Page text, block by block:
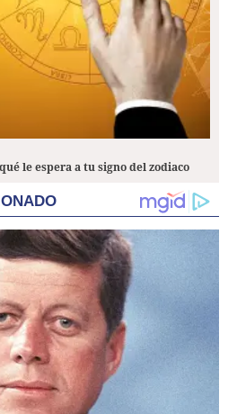
le espera a tu signo del zodiaco